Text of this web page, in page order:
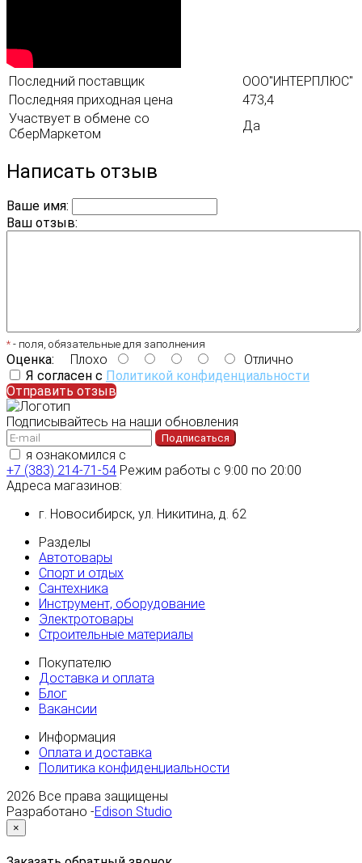
Последний поставщик
ООО"ИНТЕРПЛЮС"
Последняя приходная цена
473,4
Участвует в обмене со
СберМаркетом
Да
Написать отзыв
Ваше имя:
Ваш отзыв:
* - поля, обязательные для заполнения
Оценка: Плохо
Отлично
Я согласен с Политикой конфиденциальности
Отправить отзыв
Подписывайтесь на наши обновления
Подписаться
я ознакомился с
+7 (383) 214-71-54 Режим работы с 9:00 по 20:00
Адреса магазинов:
г. Новосибирск, ул. Никитина, д. 62
Разделы
Автотовары
Спорт и отдых
Сантехника
Инструмент, оборудование
Электротовары
Строительные материалы
Покупателю
Доставка и оплата
Блог
Вакансии
Информация
Оплата и доставка
Политика конфиденциальности
2026 Все права защищены
Разработано -Edison Studio
×